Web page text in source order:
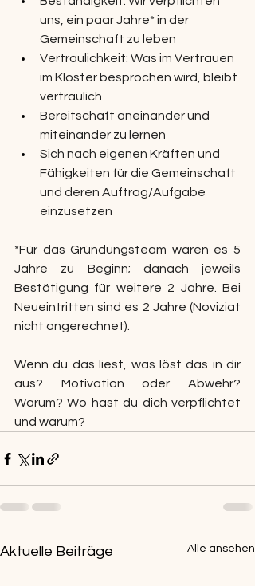
uns, ein paar Jahre* in der
Gemeinschaft zu leben
Vertraulichkeit: Was im Vertrauen
im Kloster besprochen wird, bleibt
vertraulich
Bereitschaft aneinander und
miteinander zu lernen
Sich nach eigenen Kräften und
Fähigkeiten für die Gemeinschaft
und deren Auftrag/Aufgabe
einzusetzen
*Für das Gründungsteam waren es 5
Jahre zu Beginn; danach jeweils
Bestätigung für weitere 2 Jahre. Bei
Neueintritten sind es 2 Jahre (Noviziat
nicht angerechnet).
Wenn du das liest, was löst das in dir
aus? Motivation oder Abwehr?
Warum? Wo hast du dich verpflichtet
und warum?
Aktuelle Beiträge Alle ansehen